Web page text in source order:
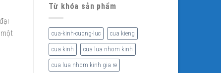
Từ khóa sản phẩm
cua-kinh-cuong-luc cua kieng
cua kinh cua lua nhom kinh
cua lua nhom kinh gia re